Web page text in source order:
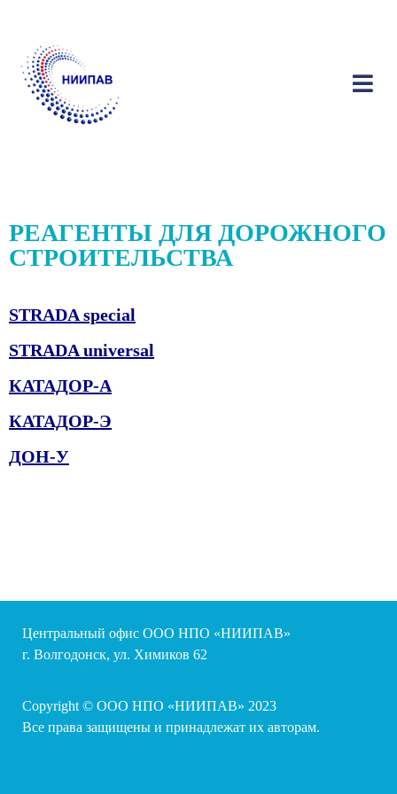
РЕАГЕНТЫ ДЛЯ ДОРОЖНОГО
СТРОИТЕЛЬСТВА
STRADA special
STRADA universal
КАТАДОР-А
КАТАДОР-Э
ДОН-У
Центральный офис ООО НПО «НИИПАВ»
г. Волгодонск, ул. Химиков 62
Copyright © ООО НПО «НИИПАВ» 2023
Все права защищены и принадлежат их авторам.